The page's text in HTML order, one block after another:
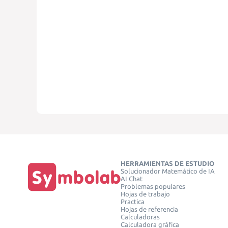
HERRAMIENTAS DE ESTUDIO
Solucionador Matemático de IA
AI Chat
Problemas populares
Hojas de trabajo
Practica
Hojas de referencia
Calculadoras
Calculadora gráfica